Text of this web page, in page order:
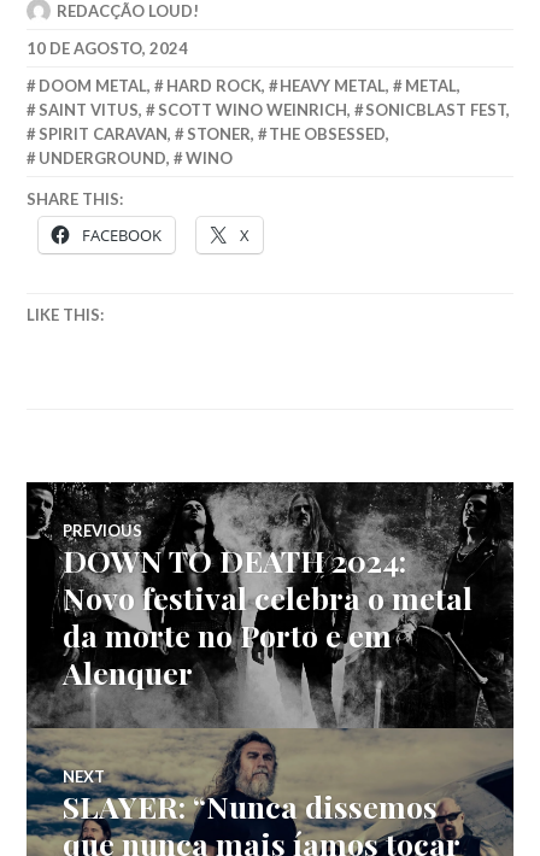
REDACÇÃO LOUD!
10 DE AGOSTO, 2024
DOOM METAL, HARD ROCK, HEAVY METAL, METAL,
SAINT VITUS, SCOTT WINO WEINRICH, SONICBLAST FEST,
SPIRIT CARAVAN, STONER, THE OBSESSED,
UNDERGROUND, WINO
SHARE THIS:
FACEBOOK X
LIKE THIS:
Navegação
de
artigos
PREVIOUS
Previous
post:
DOWN TO DEATH 2024:
Novo festival celebra o metal
da morte no Porto e em
Alenquer
NEXT
Next
post:
SLAYER: “Nunca dissemos
que nunca mais íamos tocar